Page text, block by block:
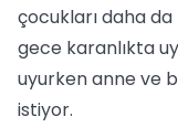
çocukları daha da
gece karanlıkta
uyurken anne ve
istiyor.